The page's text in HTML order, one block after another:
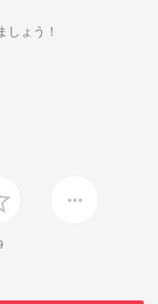
しょう！
more_horiz